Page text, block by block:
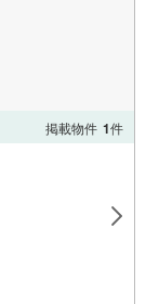
掲載物件 1件